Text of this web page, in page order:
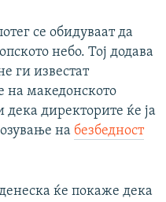
се обидуваат да
небо. Тој додава
ги известат
на македонското
директорите ќе ја
на безбедност
ќе покаже дека